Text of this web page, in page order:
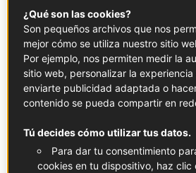
día, sigue siendo un pilar de la
francesa. Aunque pueden
losescargots son unadelicatessen
Francia, sobre todo en losbistrós
tradicionales.
Si vas a utilizar caracoles
puede que no tengas que
¿Qué son las cookies?
Son pequeños archivos que nos
mejor cómo se utiliza nuestro sitio
Por ejemplo, nos permiten medir la
sitio web, personalizar la
enviarte publicidad adaptada o
contenido se pueda compartir en
Tú decides cómo utilizar tus datos.
Para dar tu consentimiento
cookies en tu dispositivo, haz clic